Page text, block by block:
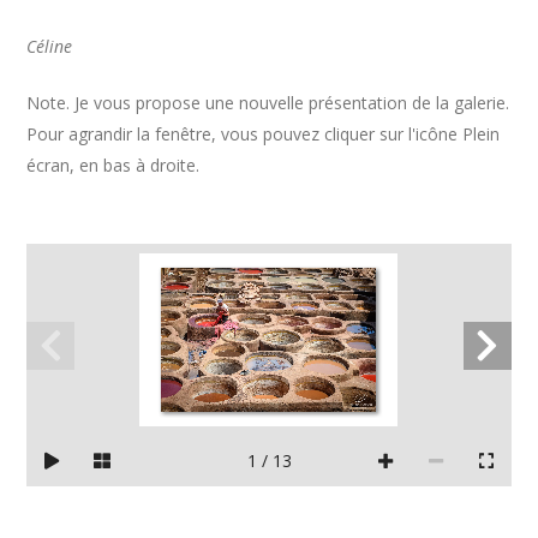
Céline
Note. Je vous propose une nouvelle présentation de la galerie.
Pour agrandir la fenêtre, vous pouvez cliquer sur l'icône Plein
écran, en bas à droite.
1 / 13